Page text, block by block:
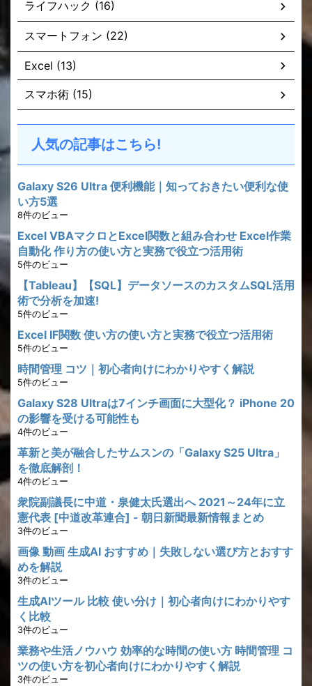
ライフハック (16)
スマートフォン (22)
Excel (13)
スマホ術 (15)
人気の記事はこちら!
Galaxy S26 Ultra 便利機能｜知っておきたい便利な使
い方5選
8件のビュー
Excel VBAマクロとExcel関数と組み合わせ Excel作業
自動化 作り方の使い方と実務で役立つ活用術
5件のビュー
【Tableau】【SQL】データソースのカスタムSQL活用
術で分析を加速!
5件のビュー
Excel IF関数 使い方の使い方と実務で役立つ活用術
5件のビュー
時間管理 コツ｜初心者向けにわかりやすく解説
5件のビュー
Galaxy S28 Ultraは7インチ画面に大型化？ iPhone 20
の影響を受ける可能性も
4件のビュー
革新と美が融合したサムスンの「Galaxy S25 Ultra」
を徹底解剖！
4件のビュー
衆院副議長に中道・泉健太氏選出へ 2021～24年に立
憲代表 [中道改革連合] - 朝日新聞最新情報まとめ
3件のビュー
画像 動画 生成AI おすすめ｜失敗しない選び方とおすす
めを解説
3件のビュー
生成AIツール 比較 使い分け｜初心者向けにわかりやす
く比較
3件のビュー
業務や生活ノウハウ 効率的な時間の使い方 時間管理 コ
ツの使い方を初心者向けにわかりやすく解説
3件のビュー